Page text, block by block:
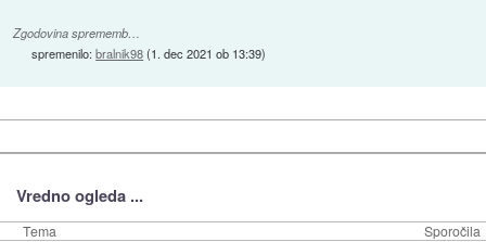
Zgodovina sprememb…
spremenilo:bralnik98(1. dec 2021 ob 13:39)
Vredno ogleda ...
Tema Sporočila